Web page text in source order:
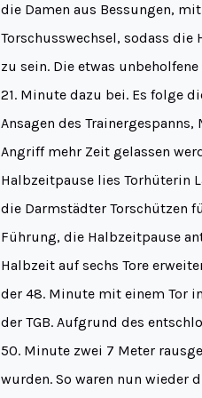
die Damen aus Bessungen,
Torschusswechsel, sodass die
zu sein. Die etwas
21. Minute dazu bei. Es folge
Ansagen des
Angriff mehr Zeit gelassen
Halbzeitpause lies Torhüterin
die Darmstädter Torschützen
Führung, die Halbzeitpause
Halbzeit auf sechs Tore
der 48. Minute mit einem Tor
der TGB. Aufgrund des
50. Minute zwei 7 Meter
wurden. So waren nun wieder